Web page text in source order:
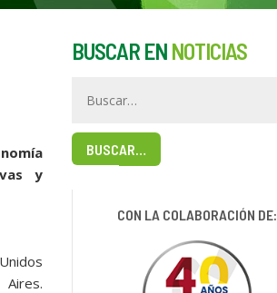
y
BUSCAR EN NOTICIAS
BUSCAR…
CON LA COLABORACIÓN DE: